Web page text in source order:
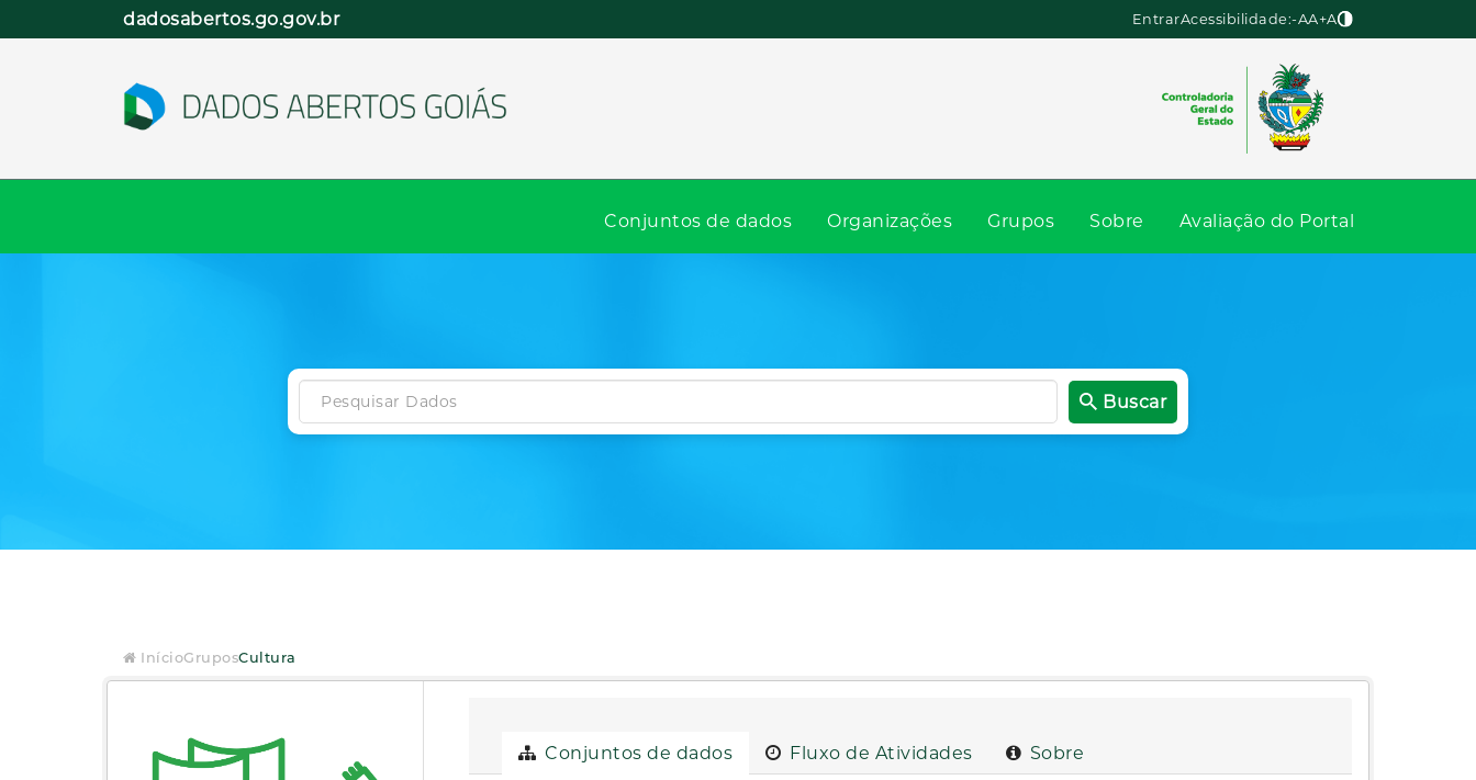
dadosabertos.go.gov.br EntrarAcessibilidade:-AA+A
Conjuntos de dados Organizações Grupos Sobre Avaliação do Portal
Buscar
InícioGruposCultura
Conjuntos de dados Fluxo de Atividades Sobre